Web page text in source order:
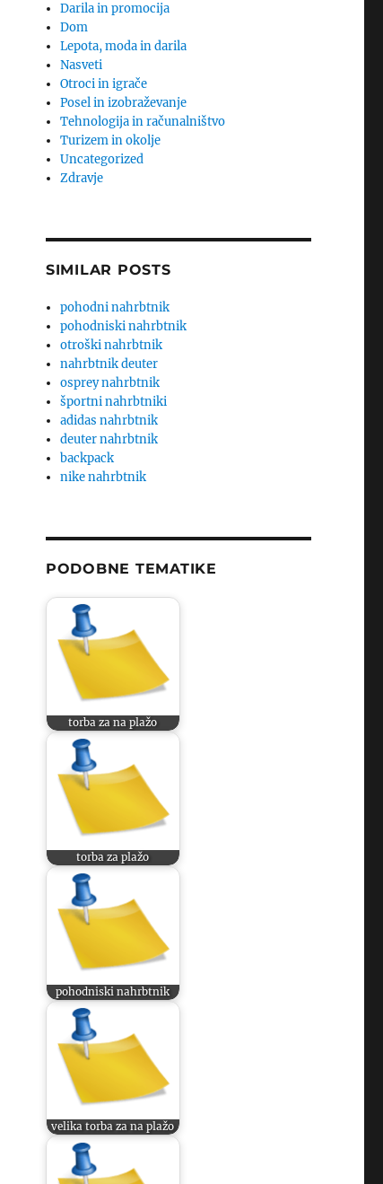
Darila in promocija
Dom
Lepota, moda in darila
Nasveti
Otroci in igrače
Posel in izobraževanje
Tehnologija in računalništvo
Turizem in okolje
Uncategorized
Zdravje
SIMILAR POSTS
pohodni nahrbtnik
pohodniski nahrbtnik
otroški nahrbtnik
nahrbtnik deuter
osprey nahrbtnik
športni nahrbtniki
adidas nahrbtnik
deuter nahrbtnik
backpack
nike nahrbtnik
PODOBNE TEMATIKE
torba za na plažo
torba za plažo
pohodniski nahrbtnik
velika torba za na plažo